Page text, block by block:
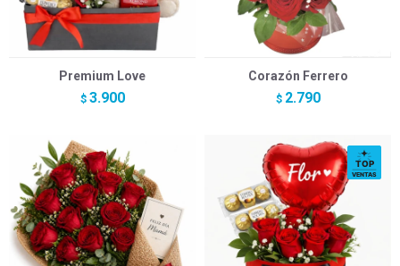
Premium Love
$ 3.900
Corazón Ferrero
$ 2.790